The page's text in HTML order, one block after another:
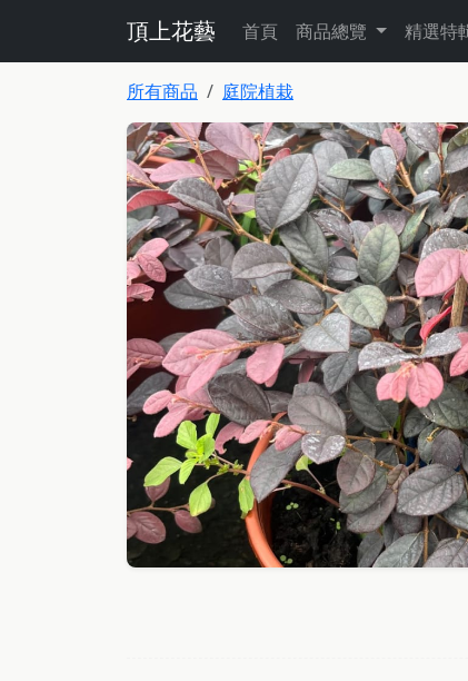
頂上花藝 首頁 商品總覽 精選特
所有商品 庭院植栽